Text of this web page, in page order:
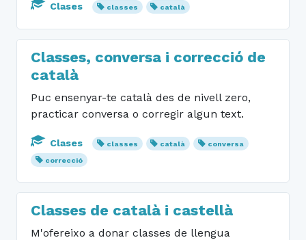
Clases classes català
Classes, conversa i correcció de
català
Puc ensenyar-te català des de nivell zero,
practicar conversa o corregir algun text.
Clases classes català
conversa
correcció
Classes de català i castellà
M'ofereixo a donar classes de llengua